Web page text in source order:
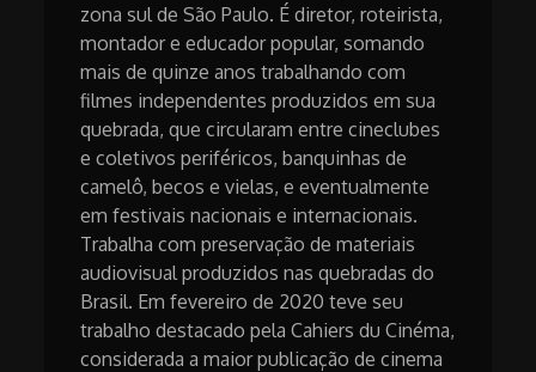
zona sul de São Paulo. É diretor, roteirista,
montador e educador popular, somando
mais de quinze anos trabalhando com
filmes independentes produzidos em sua
quebrada, que circularam entre cineclubes
e coletivos periféricos, banquinhas de
camelô, becos e vielas, e eventualmente
em festivais nacionais e internacionais.
Trabalha com preservação de materiais
audiovisual produzidos nas quebradas do
Brasil. Em fevereiro de 2020 teve seu
trabalho destacado pela Cahiers du Cinéma,
considerada a maior publicação de cinema